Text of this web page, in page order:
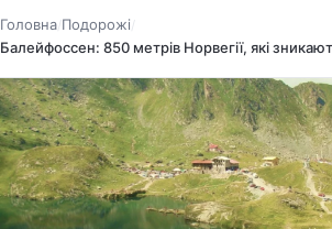
Головна/ Подорожі/
Балейфоссен: 850 метрів Норвегії, які